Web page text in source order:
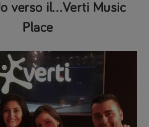
verso il…Verti Music
Place